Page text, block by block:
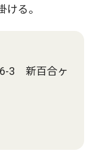
る。
6-3 新百合ヶ